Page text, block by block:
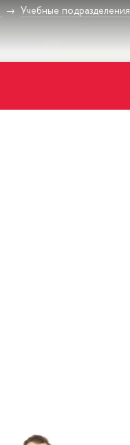
Учебные подразделения